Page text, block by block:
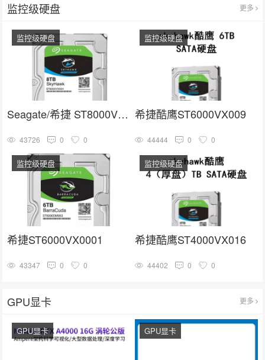
监控级硬盘 更多
Seagate/希捷 ST8000VX004
监控级硬盘
43726 0 0
希捷酷鹰ST6000VX009
监控级硬盘
44444 0 0
希捷ST6000VX0001
监控级硬盘
43347 0 0
希捷酷鹰ST4000VX016
监控级硬盘
44402 0 0
GPU显卡 更多
GPU显卡 GPU显卡